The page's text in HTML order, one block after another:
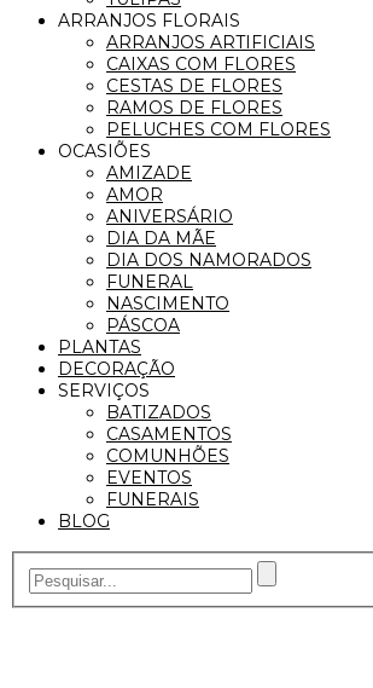
ARRANJOS FLORAIS
ARRANJOS ARTIFICIAIS
CAIXAS COM FLORES
CESTAS DE FLORES
RAMOS DE FLORES
PELUCHES COM FLORES
OCASIÕES
AMIZADE
AMOR
ANIVERSÁRIO
DIA DA MÃE
DIA DOS NAMORADOS
FUNERAL
NASCIMENTO
PÁSCOA
PLANTAS
DECORAÇÃO
SERVIÇOS
BATIZADOS
CASAMENTOS
COMUNHÕES
EVENTOS
FUNERAIS
BLOG